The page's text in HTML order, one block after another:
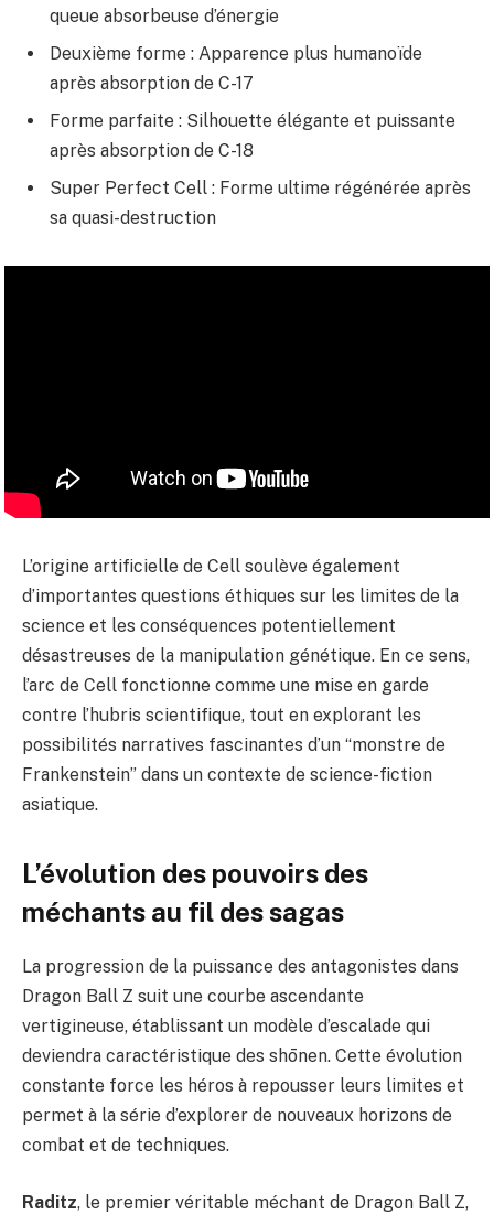
queue absorbeuse d’énergie
Deuxième forme : Apparence plus humanoïde
après absorption de C-17
Forme parfaite : Silhouette élégante et puissante
après absorption de C-18
Super Perfect Cell : Forme ultime régénérée après
sa quasi-destruction
L’origine artificielle de Cell soulève également
d’importantes questions éthiques sur les limites de la
science et les conséquences potentiellement
désastreuses de la manipulation génétique. En ce sens,
l’arc de Cell fonctionne comme une mise en garde
contre l’hubris scientifique, tout en explorant les
possibilités narratives fascinantes d’un “monstre de
Frankenstein” dans un contexte de science-fiction
asiatique.
L’évolution des pouvoirs des
méchants au fil des sagas
La progression de la puissance des antagonistes dans
Dragon Ball Z suit une courbe ascendante
vertigineuse, établissant un modèle d’escalade qui
deviendra caractéristique des shōnen. Cette évolution
constante force les héros à repousser leurs limites et
permet à la série d’explorer de nouveaux horizons de
combat et de techniques.
Raditz, le premier véritable méchant de Dragon Ball Z,